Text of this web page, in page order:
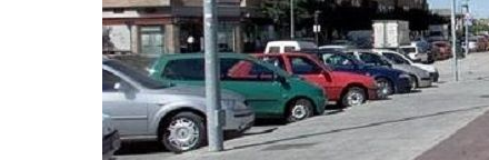
‘Plan
de
Movilidad
Ciclista’
con